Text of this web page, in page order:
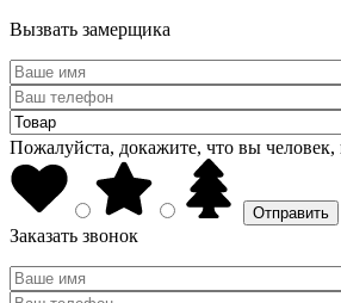
Вызвать замерщика
Пожалуйста, докажите, что вы человек,
Заказать звонок